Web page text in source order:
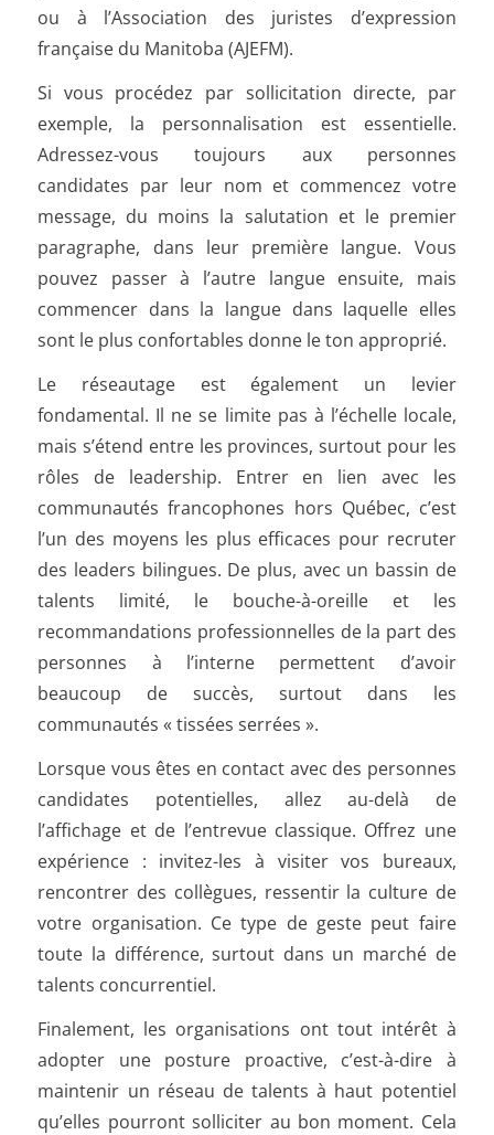
ou à l’Association des juristes d’expression
française du Manitoba (AJEFM).
Si vous procédez par sollicitation directe, par
exemple, la personnalisation est essentielle.
Adressez-vous toujours aux personnes
candidates par leur nom et commencez votre
message, du moins la salutation et le premier
paragraphe, dans leur première langue. Vous
pouvez passer à l’autre langue ensuite, mais
commencer dans la langue dans laquelle elles
sont le plus confortables donne le ton approprié.
Le réseautage est également un levier
fondamental. Il ne se limite pas à l’échelle locale,
mais s’étend entre les provinces, surtout pour les
rôles de leadership. Entrer en lien avec les
communautés francophones hors Québec, c’est
l’un des moyens les plus efficaces pour recruter
des leaders bilingues. De plus, avec un bassin de
talents limité, le bouche-à-oreille et les
recommandations professionnelles de la part des
personnes à l’interne permettent d’avoir
beaucoup de succès, surtout dans les
communautés « tissées serrées ».
Lorsque vous êtes en contact avec des personnes
candidates potentielles, allez au-delà de
l’affichage et de l’entrevue classique. Offrez une
expérience : invitez-les à visiter vos bureaux,
rencontrer des collègues, ressentir la culture de
votre organisation. Ce type de geste peut faire
toute la différence, surtout dans un marché de
talents concurrentiel.
Finalement, les organisations ont tout intérêt à
adopter une posture proactive, c’est-à-dire à
maintenir un réseau de talents à haut potentiel
qu’elles pourront solliciter au bon moment. Cela